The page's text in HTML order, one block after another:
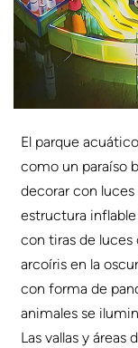
El parque
como un paraíso
decorar con
estructura
con tiras de
arcoíris en la
con forma de
animales se
Las vallas y